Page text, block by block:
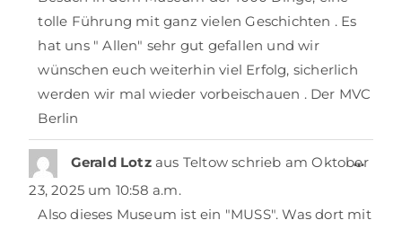
tolle Führung mit ganz vielen Geschichten . Es
hat uns " Allen" sehr gut gefallen und wir
wünschen euch weiterhin viel Erfolg, sicherlich
werden wir mal wieder vorbeischauen . Der MVC
Berlin
Gerald Lotz aus Teltow schrieb am Oktober
23, 2025 um 10:58 a.m.
Also dieses Museum ist ein "MUSS". Was dort mit
…